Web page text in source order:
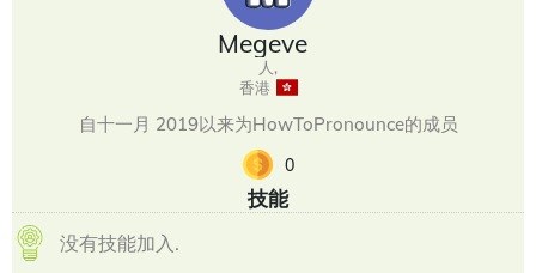
Megeve
人,
香港
自十一月 2019以来为HowToPronounce的成员
0
技能
没有技能加入.